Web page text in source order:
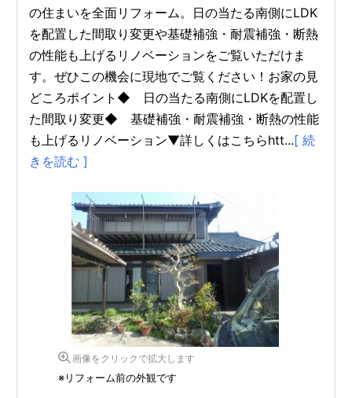
の住まいを全面リフォーム。日の当たる南側にLDK
を配置した間取り変更や基礎補強・耐震補強・断熱
の性能も上げるリノベーションをご覧いただけま
す。ぜひこの機会に現地でご覧ください！お家の見
どころポイント◆ 日の当たる南側にLDKを配置し
た間取り変更◆ 基礎補強・耐震補強・断熱の性能
も上げるリノベーション▼詳しくはこちらhtt...[ 続
きを読む ]
画像をクリックで拡大します
※リフォーム前の外観です